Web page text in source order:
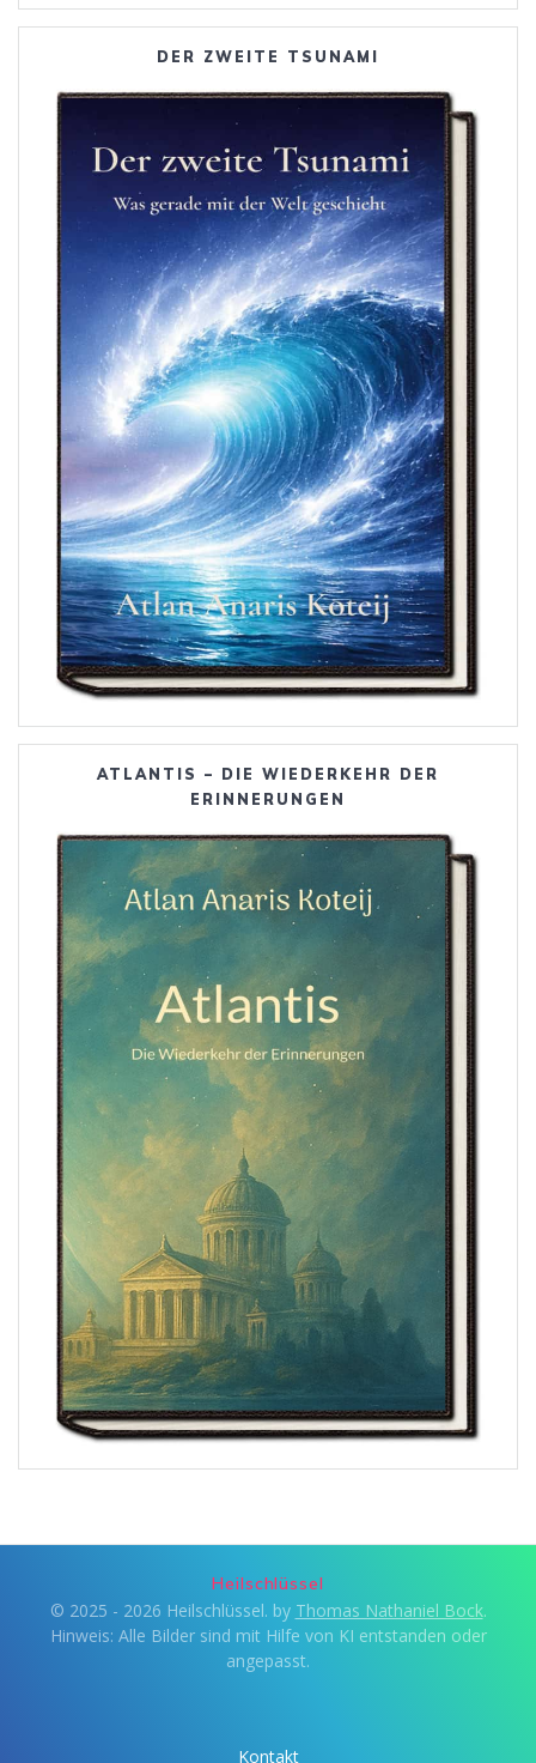
DER ZWEITE TSUNAMI
ATLANTIS – DIE WIEDERKEHR DER
ERINNERUNGEN
Heilschlüssel
© 2025 - 2026 Heilschlüssel. by Thomas Nathaniel Bock.
Hinweis: Alle Bilder sind mit Hilfe von KI entstanden oder
angepasst.
Kontakt